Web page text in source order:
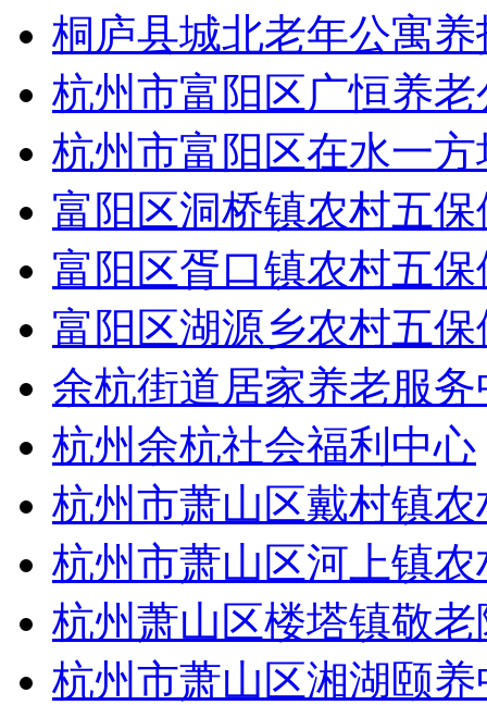
桐庐县城北老年公寓养
杭州市富阳区广恒养老
杭州市富阳区在水一
富阳区洞桥镇农村五
富阳区胥口镇农村五
富阳区湖源乡农村五
余杭街道居家养老服务
杭州余杭社会福利中心
杭州市萧山区戴村镇
杭州市萧山区河上镇
杭州萧山区楼塔镇敬老
杭州市萧山区湘湖颐养